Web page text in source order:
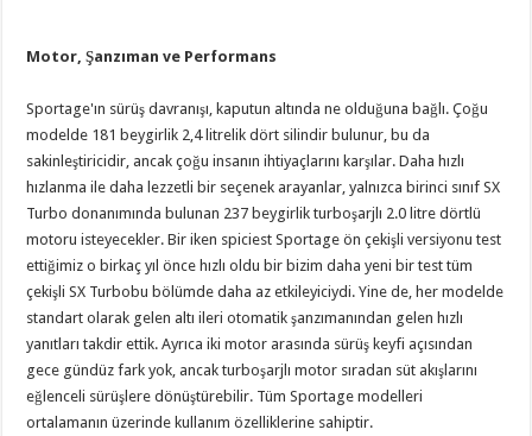
Motor, Şanzıman ve Performans
Sportage'ın sürüş davranışı, kaputun altında ne olduğuna bağlı. Çoğu
modelde 181 beygirlik 2,4 litrelik dört silindir bulunur, bu da
sakinleştiricidir, ancak çoğu insanın ihtiyaçlarını karşılar. Daha hızlı
hızlanma ile daha lezzetli bir seçenek arayanlar, yalnızca birinci sınıf SX
Turbo donanımında bulunan 237 beygirlik turboşarjlı 2.0 litre dörtlü
motoru isteyecekler. Bir iken spiciest Sportage ön çekişli versiyonu test
ettiğimiz o birkaç yıl önce hızlı oldu bir bizim daha yeni bir test tüm
çekişli SX Turbobu bölümde daha az etkileyiciydi. Yine de, her modelde
standart olarak gelen altı ileri otomatik şanzımanından gelen hızlı
yanıtları takdir ettik. Ayrıca iki motor arasında sürüş keyfi açısından
gece gündüz fark yok, ancak turboşarjlı motor sıradan süt akışlarını
eğlenceli sürüşlere dönüştürebilir. Tüm Sportage modelleri
ortalamanın üzerinde kullanım özelliklerine sahiptir.